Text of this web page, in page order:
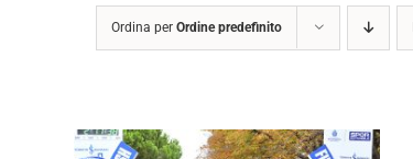
Ordina per Ordine predefinito